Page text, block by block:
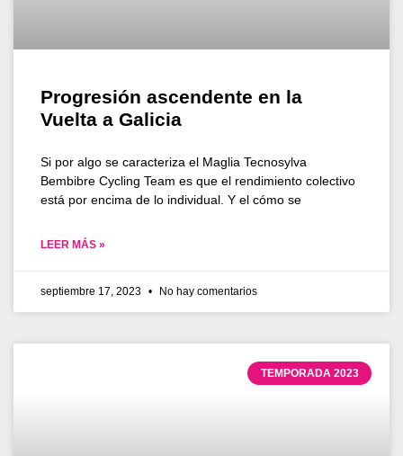
Progresión ascendente en la
Vuelta a Galicia
Si por algo se caracteriza el Maglia Tecnosylva
Bembibre Cycling Team es que el rendimiento colectivo
está por encima de lo individual. Y el cómo se
LEER MÁS »
septiembre 17, 2023 No hay comentarios
TEMPORADA 2023